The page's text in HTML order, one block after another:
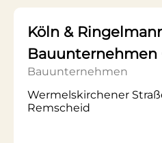
Köln &
Bauunternehmen
Bauunternehmen
Wermelskirchener
Remscheid